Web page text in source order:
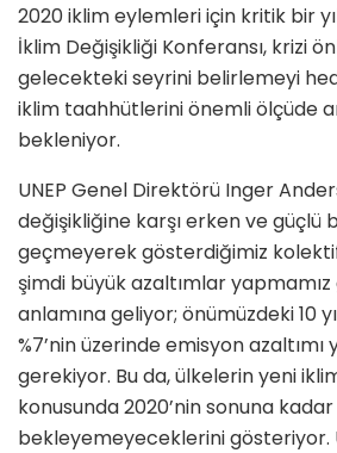
2020 iklim eylemleri için kritik bir
İklim Değişikliği Konferansı, krizi
gelecekteki seyrini belirlemeyi
iklim taahhütlerini önemli ölçüde
bekleniyor.
UNEP Genel Direktörü Inger
değişikliğine karşı erken ve güçlü
geçmeyerek gösterdiğimiz kolektif
şimdi büyük azaltımlar
anlamına geliyor; önümüzdeki 10
%7’nin üzerinde emisyon azaltımı
gerekiyor. Bu da, ülkelerin yeni
konusunda 2020’nin sonuna kadar
bekleyemeyeceklerini gösteriyor.